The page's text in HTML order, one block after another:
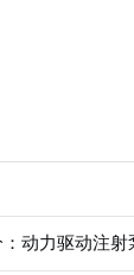
动力驱动注射